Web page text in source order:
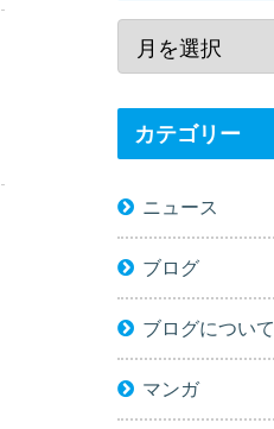
カテゴリー
ニュース
ブログ
ブログについて
マンガ